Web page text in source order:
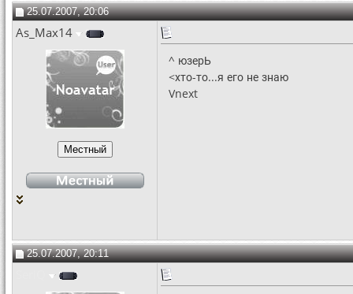
25.07.2007, 20:06
As_Max14
^ юзерЬ
<хто-то...я его не знаю
Vnext
25.07.2007, 20:11